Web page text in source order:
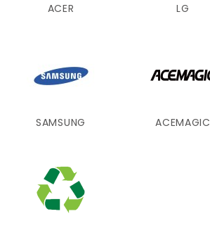
ACER LG
SAMSUNG ACEMAGIC